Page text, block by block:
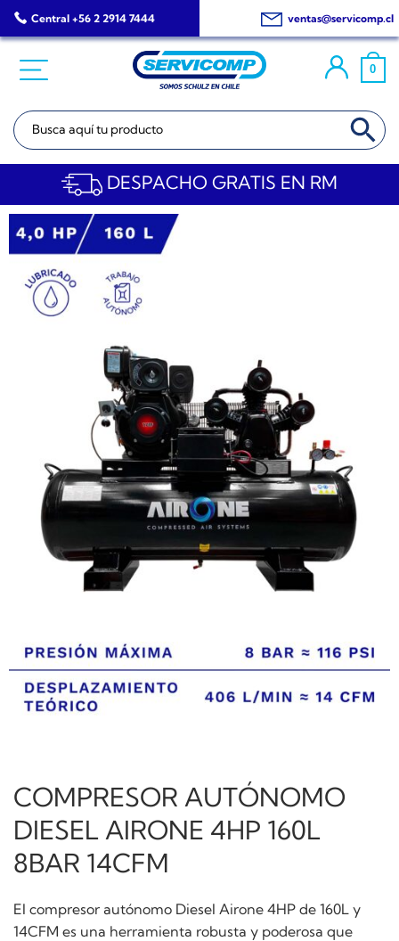
Saltar
al
Central +56 2 2914 7444 ventas@servicomp.cl
0
Buscar: BOTÓN DE
DESPACHO GRATIS EN RM
COMPRESOR AUTÓNOMO
DIESEL AIRONE 4HP 160L
8BAR 14CFM
El compresor autónomo Diesel Airone 4HP de 160L y
14CFM es una herramienta robusta y poderosa que